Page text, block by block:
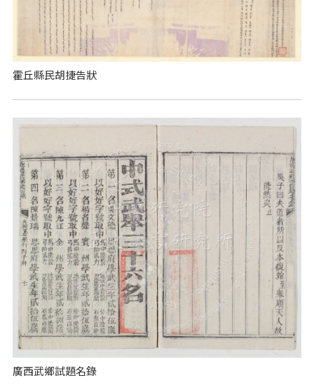
霍丘縣民胡捷告狀
廣西武鄉試題名錄